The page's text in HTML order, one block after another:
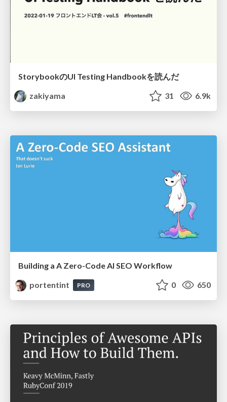
StorybookのUI Testing Handbookを読んだ
zakiyama
31 6.9k
Building a A Zero-Code AI SEO Workflow
portentint
PRO 0 650